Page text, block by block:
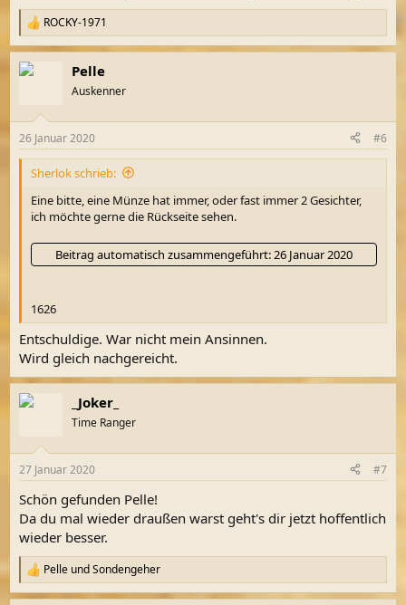
R
e
a
k
e
n
ROCKY-1971
Pelle
Auskenner
26 Januar 2020 #6
Sherlok schrieb:
Eine bitte, eine Münze hat immer, oder fast immer 2 Gesichter,
ich möchte gerne die Rückseite sehen.
Beitrag automatisch zusammengeführt: 26 Januar 2020
1626
Entschuldige. War nicht mein Ansinnen.
Wird gleich nachgereicht.
_Joker_
Time Ranger
27 Januar 2020 #7
Schön gefunden Pelle!
Da du mal wieder draußen warst geht's dir jetzt hoffentlich
wieder besser.
R
e
Pelle undSondengeher